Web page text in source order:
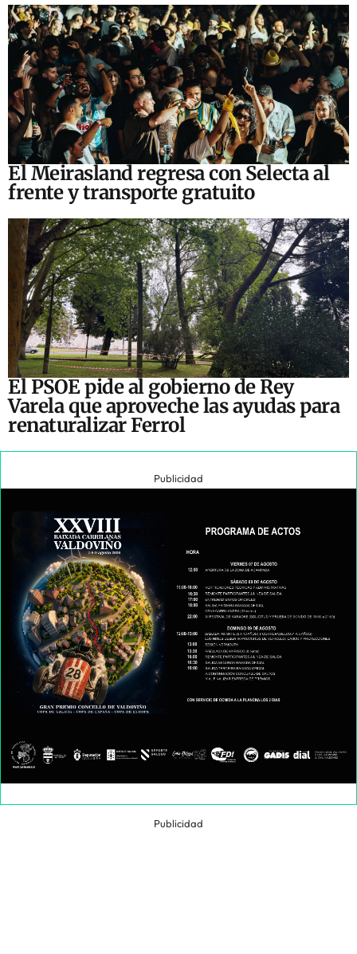
El Meirasland regresa con Selecta al
frente y transporte gratuito
El PSOE pide al gobierno de Rey
Varela que aproveche las ayudas para
renaturalizar Ferrol
Publicidad
Publicidad